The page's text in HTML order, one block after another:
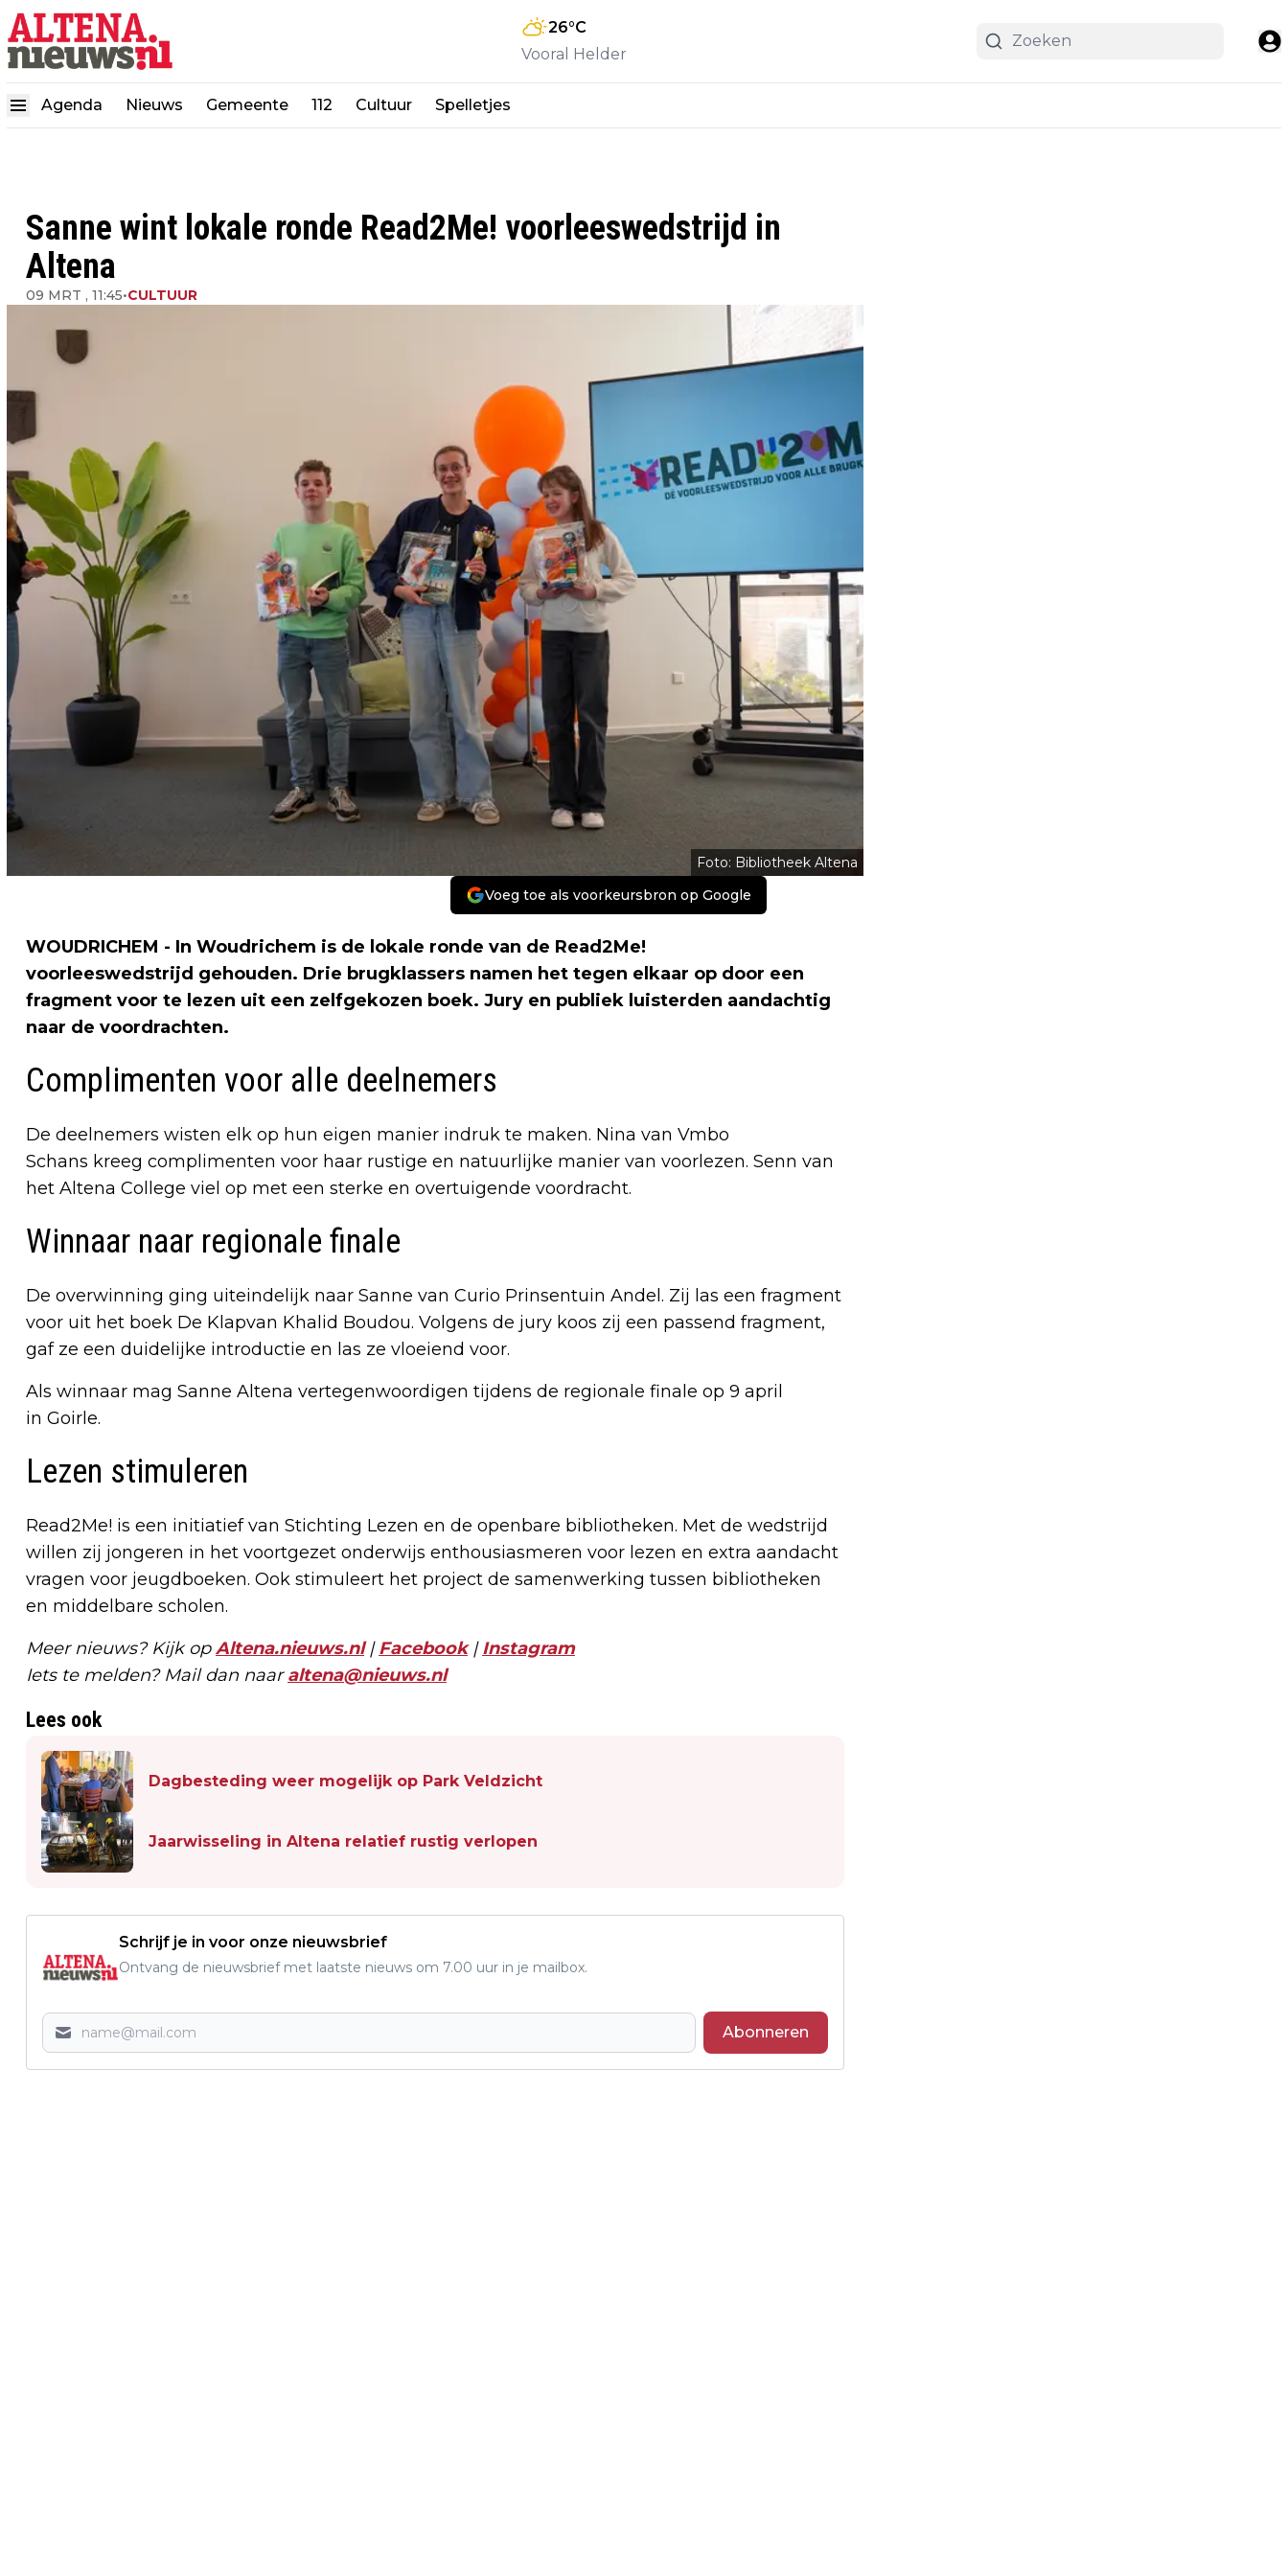
26°C
Vooral Helder
Agenda Nieuws Gemeente 112 Cultuur Spelletjes
Sanne wint lokale ronde Read2Me! voorleeswedstrijd in
Altena
09 MRT , 11:45•CULTUUR
Foto: Bibliotheek Altena
Voeg toe als voorkeursbron op Google
WOUDRICHEM - In Woudrichem is de lokale ronde van de Read2Me!
voorleeswedstrijd gehouden. Drie brugklassers namen het tegen elkaar op door een
fragment voor te lezen uit een zelfgekozen boek. Jury en publiek luisterden aandachtig
naar de voordrachten.
Complimenten voor alle deelnemers
De deelnemers wisten elk op hun eigen manier indruk te maken. Nina van Vmbo
Schans kreeg complimenten voor haar rustige en natuurlijke manier van voorlezen. Senn van
het Altena College viel op met een sterke en overtuigende voordracht.
Winnaar naar regionale finale
De overwinning ging uiteindelijk naar Sanne van Curio Prinsentuin Andel. Zij las een fragment
voor uit het boek De Klapvan Khalid Boudou. Volgens de jury koos zij een passend fragment,
gaf ze een duidelijke introductie en las ze vloeiend voor.
Als winnaar mag Sanne Altena vertegenwoordigen tijdens de regionale finale op 9 april
in Goirle.
Lezen stimuleren
Read2Me! is een initiatief van Stichting Lezen en de openbare bibliotheken. Met de wedstrijd
willen zij jongeren in het voortgezet onderwijs enthousiasmeren voor lezen en extra aandacht
vragen voor jeugdboeken. Ook stimuleert het project de samenwerking tussen bibliotheken
en middelbare scholen.
Meer nieuws? Kijk opAltena.nieuws.nl|Facebook|Instagram
Iets te melden? Mail dan naaraltena@nieuws.nl
Lees ook
Dagbesteding weer mogelijk op Park Veldzicht
Jaarwisseling in Altena relatief rustig verlopen
Schrijf je in voor onze nieuwsbrief
Ontvang de nieuwsbrief met laatste nieuws om 7.00 uur in je mailbox.
Abonneren